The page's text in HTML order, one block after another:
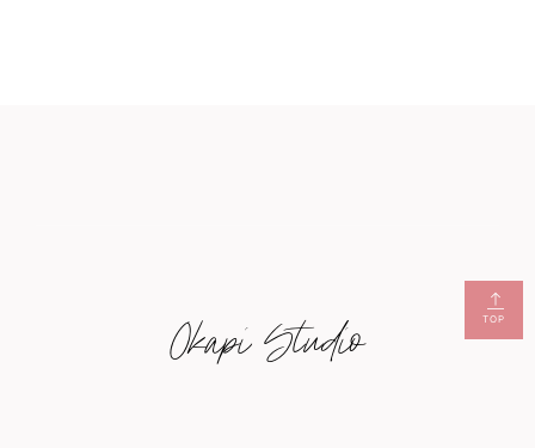
Okapi Studio TOP